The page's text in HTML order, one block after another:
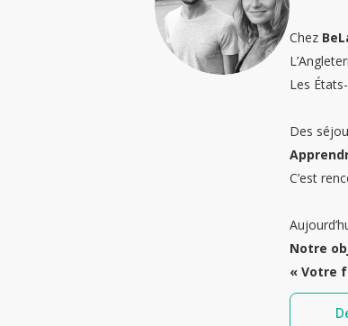
Chez
Les
Des
C’est
Notre
« Votre